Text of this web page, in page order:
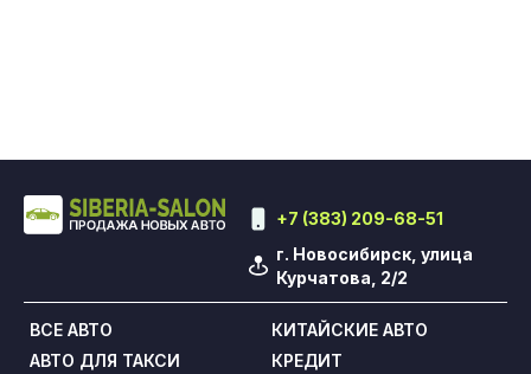
+7 (383) 209-68-51
г. Новосибирск, улица
Курчатова, 2/2
ВСЕ АВТО
КИТАЙСКИЕ АВТО
АВТО ДЛЯ ТАКСИ
КРЕДИТ